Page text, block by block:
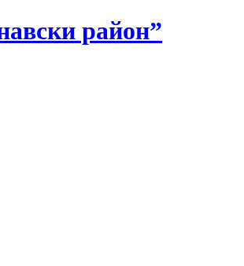
район”